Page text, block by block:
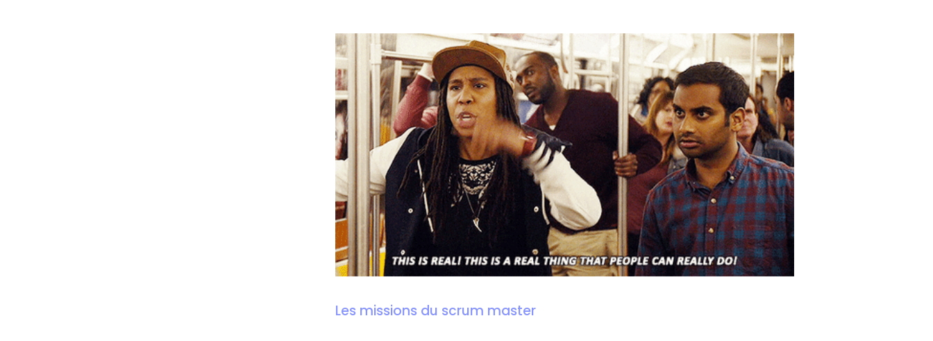
Les missions du scrum master